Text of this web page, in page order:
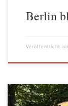
Berlin
Veröffentlicht